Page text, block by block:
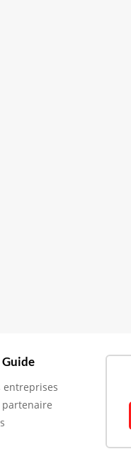
Guide
entreprises
partenaire